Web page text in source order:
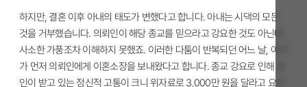
하지만, 결혼 이후 아내의 태도가 변했다고 합니다. 아내는 시댁의 모든
것을 거부했습니다. 의뢰인이 해당 종교를 믿으라고 강요한 것도 아닌데,
사소한 가풍조차 이해하지 못했죠. 이러한 다툼이 반복되던 어느 날, 아내
가 먼저 의뢰인에게 이혼소장을 보내왔다고 합니다. 종교 강요로 인해 본
인이 받고 있는 정신적 고통이 크니 위자료로 3,000만 원을 달라고 요구